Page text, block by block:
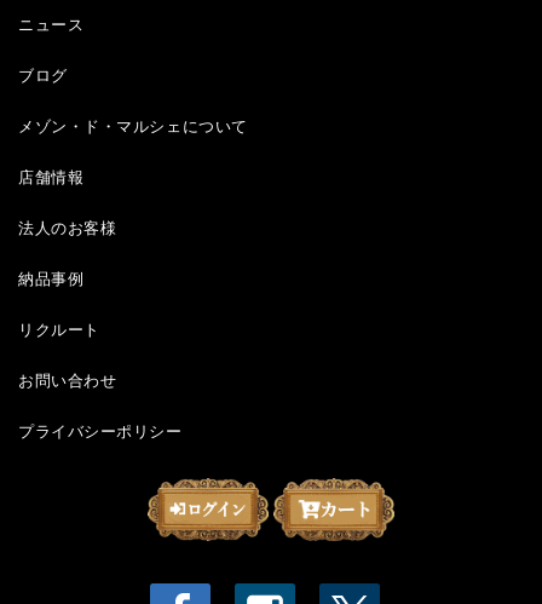
ニュース
ブログ
メゾン・ド・マルシェについて
店舗情報
法人のお客様
納品事例
リクルート
お問い合わせ
プライバシーポリシー